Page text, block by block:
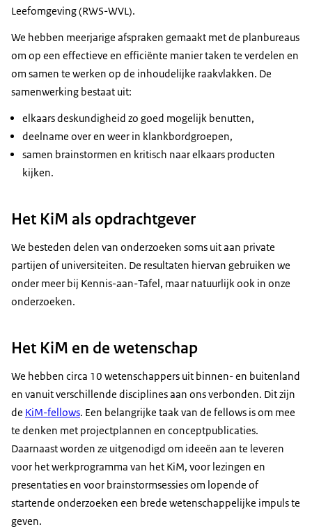
Leefomgeving (RWS-WVL).
We hebben meerjarige afspraken gemaakt met de planbureaus
om op een effectieve en efficiënte manier taken te verdelen en
om samen te werken op de inhoudelijke raakvlakken. De
samenwerking bestaat uit:
elkaars deskundigheid zo goed mogelijk benutten,
deelname over en weer in klankbordgroepen,
samen brainstormen en kritisch naar elkaars producten
kijken.
Het KiM als opdrachtgever
We besteden delen van onderzoeken soms uit aan private
partijen of universiteiten. De resultaten hiervan gebruiken we
onder meer bij Kennis-aan-Tafel, maar natuurlijk ook in onze
onderzoeken.
Het KiM en de wetenschap
We hebben circa 10 wetenschappers uit binnen- en buitenland
en vanuit verschillende disciplines aan ons verbonden. Dit zijn
de KiM-fellows. Een belangrijke taak van de fellows is om mee
te denken met projectplannen en conceptpublicaties.
Daarnaast worden ze uitgenodigd om ideeën aan te leveren
voor het werkprogramma van het KiM, voor lezingen en
presentaties en voor brainstormsessies om lopende of
startende onderzoeken een brede wetenschappelijke impuls te
geven.